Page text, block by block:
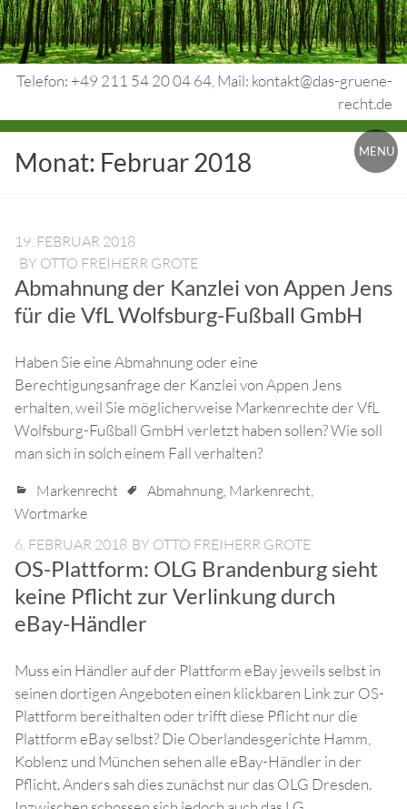
Skip
to
content
Telefon: +49 211 54 20 04 64, Mail: kontakt@das-gruene-
recht.de
Urheberrecht.
Rechtsschutz.
MENU
Monat: Februar 2018
19. FEBRUAR 2018
BY OTTO FREIHERR GROTE
Abmahnung der Kanzlei von Appen Jens
für die VfL Wolfsburg-Fußball GmbH
Haben Sie eine Abmahnung oder eine
Berechtigungsanfrage der Kanzlei von Appen Jens
erhalten, weil Sie möglicherweise Markenrechte der VfL
Wolfsburg-Fußball GmbH verletzt haben sollen? Wie soll
man sich in solch einem Fall verhalten?
Markenrecht Abmahnung, Markenrecht,
Wortmarke
6. FEBRUAR 2018 BY OTTO FREIHERR GROTE
OS-Plattform: OLG Brandenburg sieht
keine Pflicht zur Verlinkung durch
eBay-Händler
Muss ein Händler auf der Plattform eBay jeweils selbst in
seinen dortigen Angeboten einen klickbaren Link zur OS-
Plattform bereithalten oder trifft diese Pflicht nur die
Plattform eBay selbst? Die Oberlandesgerichte Hamm,
Koblenz und München sehen alle eBay-Händler in der
Pflicht. Anders sah dies zunächst nur das OLG Dresden.